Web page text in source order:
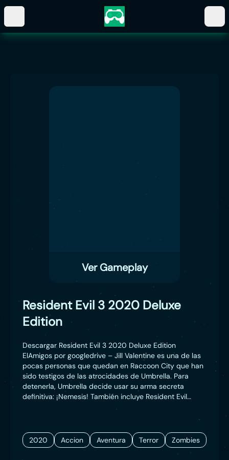
Ver Gameplay
Resident Evil 3 2020 Deluxe
Edition
Descargar Resident Evil 3 2020 Deluxe Edition
ElAmigos por googledrive – Jill Valentine es una de las
pocas personas que quedan en Raccoon City que han
sido testigos de las atrocidades de Umbrella. Para
detenerla, Umbrella decide usar su arma secreta
definitiva: ¡Nemesis! También incluye Resident Evil
4 ambientado en el universo de Resident Evil, donde 4
2020
Accion Aventura Terror Zombies